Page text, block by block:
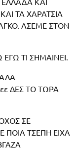
ΚΑΙ
ΤΑ ΧΑΡΑΤΣΙΑ
ΑΣΕΜΕ ΣΤΟΝ
ΕΓΩ ΤΙ ΣΗΜΑΙΝΕΙ.
ΔΕΣ ΤΟ ΤΩΡΑ
ΣΕ
ΠΟΙΑ ΤΣΕΠΗ ΕΙΧΑ